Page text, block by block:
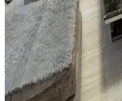
katar. Açık renkli halılar,
estetiği ve işlevselliği artırılır.
Vintage Yatakların
Mekâna Uyum
Vintage yatakların mekâna
renk ve dekorasyon uyumu,
odasında estetik ve